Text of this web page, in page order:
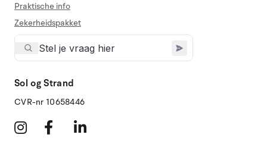
Praktische info
Zekerheidspakket
Sol og Strand
CVR-nr 10658446